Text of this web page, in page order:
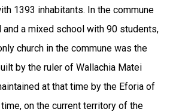
1393 inhabitants. In the commune
a mixed school with 90 students,
church in the commune was the
by the ruler of Wallachia Matei
at that time by the Eforia of
on the current territory of the